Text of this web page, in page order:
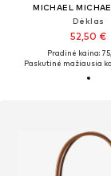
MICHAEL
Dėklas
52,50 €
Pradinė kaina:
Paskutinė mažiausia